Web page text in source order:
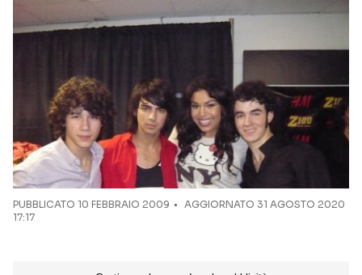
PUBBLICATO 10 FEBBRAIO 2009
AGGIORNATO 31 AGOSTO 2020
17:17